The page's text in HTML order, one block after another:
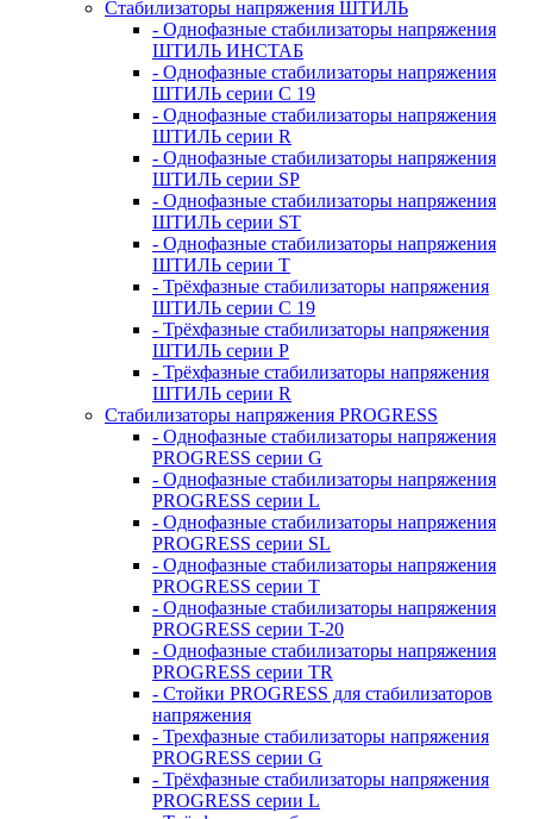
Стабилизаторы напряжения ШТИЛЬ
- Однофазные стабилизаторы напряжения
ШТИЛЬ ИНСТАБ
- Однофазные стабилизаторы напряжения
ШТИЛЬ серии C 19
- Однофазные стабилизаторы напряжения
ШТИЛЬ серии R
- Однофазные стабилизаторы напряжения
ШТИЛЬ серии SP
- Однофазные стабилизаторы напряжения
ШТИЛЬ серии ST
- Однофазные стабилизаторы напряжения
ШТИЛЬ серии T
- Трёхфазные стабилизаторы напряжения
ШТИЛЬ серии C 19
- Трёхфазные стабилизаторы напряжения
ШТИЛЬ серии P
- Трёхфазные стабилизаторы напряжения
ШТИЛЬ серии R
Стабилизаторы напряжения PROGRESS
- Однофазные стабилизаторы напряжения
PROGRESS серии G
- Однофазные стабилизаторы напряжения
PROGRESS серии L
- Однофазные стабилизаторы напряжения
PROGRESS серии SL
- Однофазные стабилизаторы напряжения
PROGRESS серии T
- Однофазные стабилизаторы напряжения
PROGRESS серии T-20
- Однофазные стабилизаторы напряжения
PROGRESS серии TR
- Стойки PROGRESS для стабилизаторов
напряжения
- Трехфазные стабилизаторы напряжения
PROGRESS серии G
- Трёхфазные стабилизаторы напряжения
PROGRESS серии L